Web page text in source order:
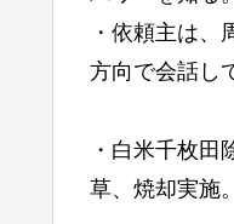
・依頼主は
方向で会話し
・白米千枚
草、焼却実施